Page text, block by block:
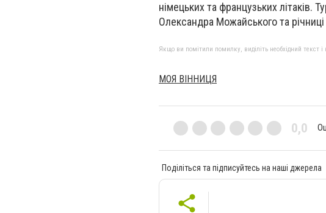
німецьких та французьких літаків.
Олександра Можайського та річниці
Якщо ви помітили помилку, виділіть необхідний текст
МОЯ ВІННИЦЯ
0,0
Поділіться та підписуйтесь на наші джерела